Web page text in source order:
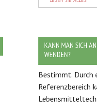
KANN MAN SICH
WENDEN?
Bestimmt. Durch
Referenzbereich